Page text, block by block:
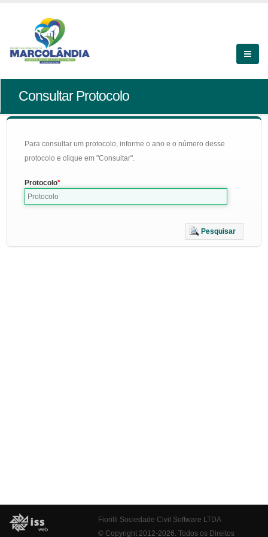
Consultar Protocolo
Para consultar um protocolo, informe o ano e o número desse
protocolo e clique em "Consultar".
Protocolo
Pesquisar
Fiorilli Sociedade Civil Software LTDA
© Copyright 2012-2026. Todos os Direitos